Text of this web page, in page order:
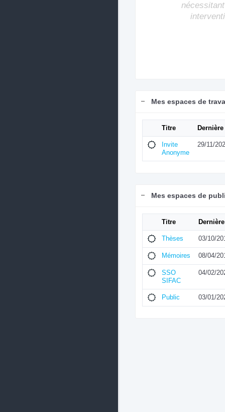
Mes espaces de
Titre
Invite
Anonyme
29/11/
Mes espaces de
Titre
Thèses 03/10/
Mémoires 08/04/
SSO
SIFAC
04/02/
Public 03/01/